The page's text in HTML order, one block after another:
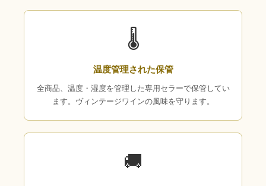
🌡
温度管理された保管
全商品、温度・湿度を管理した専用セラーで保管してい
ます。ヴィンテージワインの風味を守ります。
🚚